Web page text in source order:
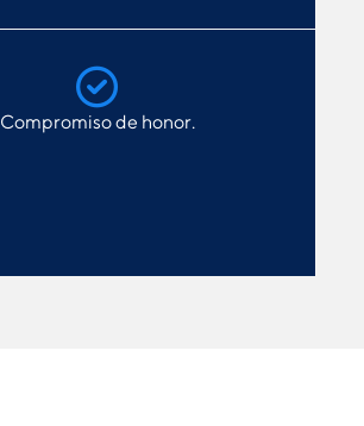
Compromiso de honor.